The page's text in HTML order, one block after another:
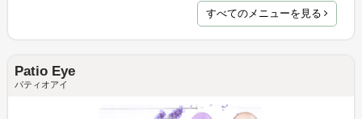
すべてのメニューを見る
Patio Eye
パティオアイ